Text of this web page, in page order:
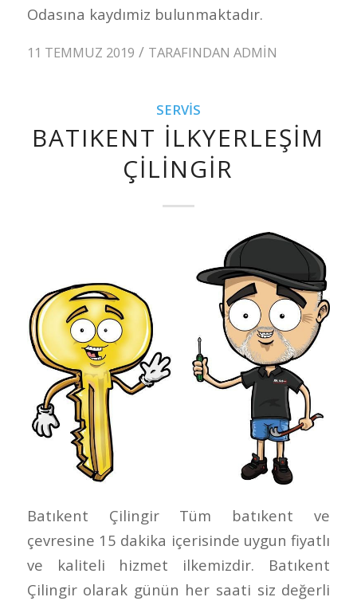
Odasına kaydımiz bulunmaktadır.
11 TEMMUZ 2019 / TARAFINDAN ADMIN
SERVIS
BATIKENT İLKYERLEŞIM
ÇILINGIR
Batıkent Çilingir Tüm batıkent ve
çevresine 15 dakika içerisinde uygun fiyatlı
ve kaliteli hizmet ilkemizdir. Batıkent
Çilingir olarak günün her saati siz değerli